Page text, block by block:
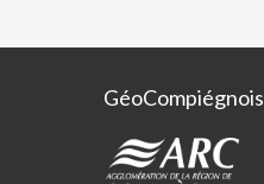
GéoCompiégnois